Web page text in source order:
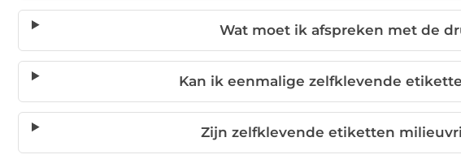
Wat moet ik afspreken met de
Kan ik eenmalige zelfklevende
Zijn zelfklevende etiketten